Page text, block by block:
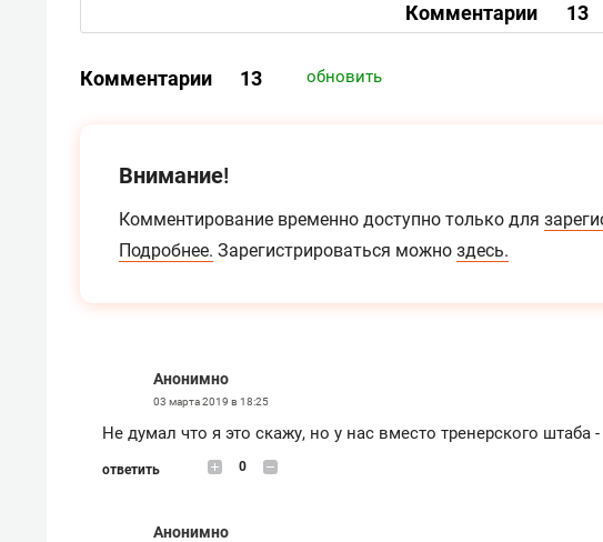
Комментарии 13
Комментарии 13 обновить
Внимание!
Комментирование временно доступно только для
Подробнее. Зарегистрироваться можно здесь.
Анонимно
03 марта 2019 в 18:25
Не думал что я это скажу, но у нас вместо тренерского штаба
ответить 0
Анонимно